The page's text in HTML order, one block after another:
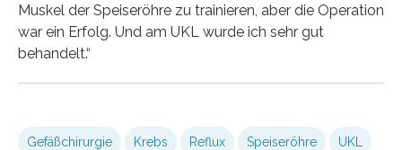
Muskel der Speiseröhre zu trainieren, aber die Operation
war ein Erfolg. Und am UKL wurde ich sehr gut
behandelt.“
Gefäßchirurgie Krebs Reflux Speiseröhre UKL